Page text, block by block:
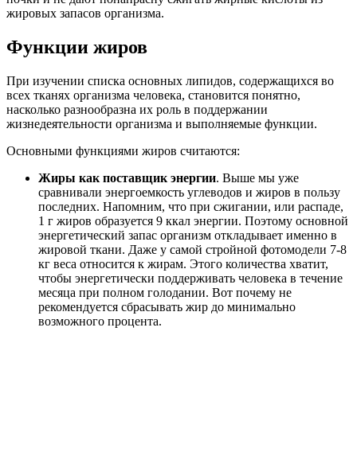
жировых запасов организма.
Функции жиров
При изучении списка основных липидов, содержащихся во
всех тканях организма человека, становится понятно,
насколько разнообразна их роль в поддержании
жизнедеятельности организма и выполняемые функции.
Основными функциями жиров считаются:
Жиры как поставщик энергии. Выше мы уже
сравнивали энергоемкость углеводов и жиров в пользу
последних. Напомним, что при сжигании, или распаде,
1 г жиров образуется 9 ккал энергии. Поэтому основной
энергетический запас организм откладывает именно в
жировой ткани. Даже у самой стройной фотомодели 7-8
кг веса относится к жирам. Этого количества хватит,
чтобы энергетически поддерживать человека в течение
месяца при полном голодании. Вот почему не
рекомендуется сбрасывать жир до минимально
возможного процента.